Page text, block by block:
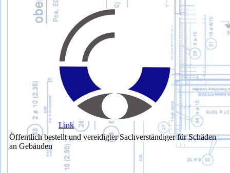
Link
Öffentlich bestellt und vereidigter Sachverständiger für Schäden
an Gebäuden